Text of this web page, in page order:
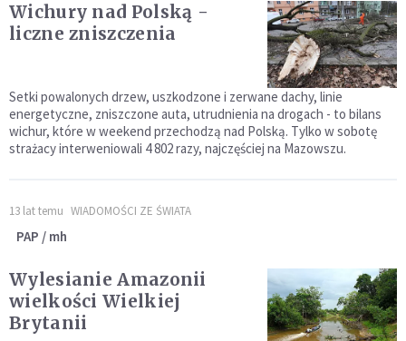
Wichury nad Polską -
liczne zniszczenia
Setki powalonych drzew, uszkodzone i zerwane dachy, linie
energetyczne, zniszczone auta, utrudnienia na drogach - to bilans
wichur, które w weekend przechodzą nad Polską. Tylko w sobotę
strażacy interweniowali 4 802 razy, najczęściej na Mazowszu.
13 lat temu WIADOMOŚCI ZE ŚWIATA
PAP / mh
Wylesianie Amazonii
wielkości Wielkiej
Brytanii